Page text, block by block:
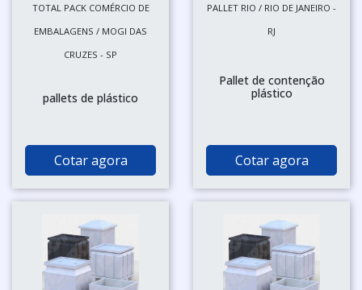
TOTAL PACK COMÉRCIO DE
EMBALAGENS / MOGI DAS
CRUZES - SP
pallets de plástico
Cotar agora
PALLET RIO / RIO DE JANEIRO -
RJ
Pallet de contenção
plástico
Cotar agora